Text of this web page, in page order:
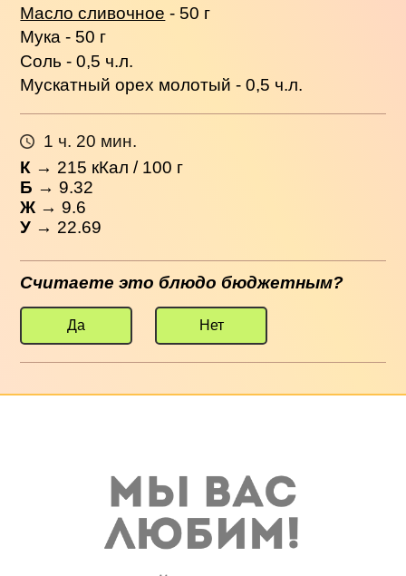
Масло сливочное - 50 г
Мука - 50 г
Соль - 0,5 ч.л.
Мускатный орех молотый - 0,5 ч.л.
1 ч. 20 мин.
К → 215 кКал / 100 г
Б → 9.32
Ж → 9.6
У → 22.69
Считаете это блюдо бюджетным?
Да Нет